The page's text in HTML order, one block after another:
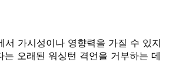
서 가시성이나 영향력을 가질 수 있지
는 오래된 워싱턴 격언을 거부하는 데